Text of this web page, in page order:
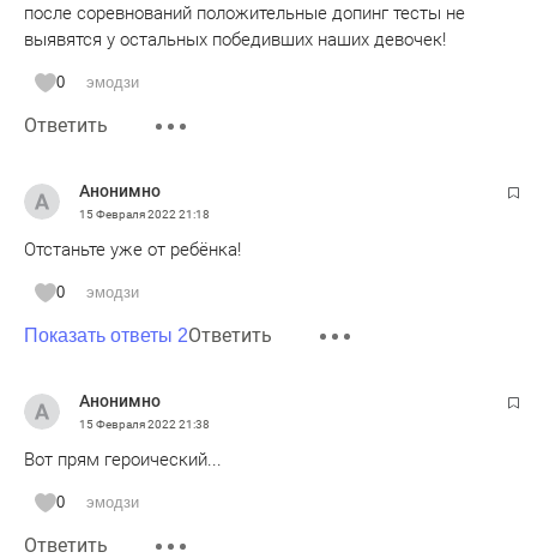
после соревнований положительные допинг тесты не
выявятся у остальных победивших наших девочек!
0 эмодзи
Ответить
Анонимно
15 Февраля 2022 21:18
Отстаньте уже от ребёнка!
0 эмодзи
Показать ответы 2Ответить
Анонимно
15 Февраля 2022 21:38
Вот прям героический...
0 эмодзи
Ответить